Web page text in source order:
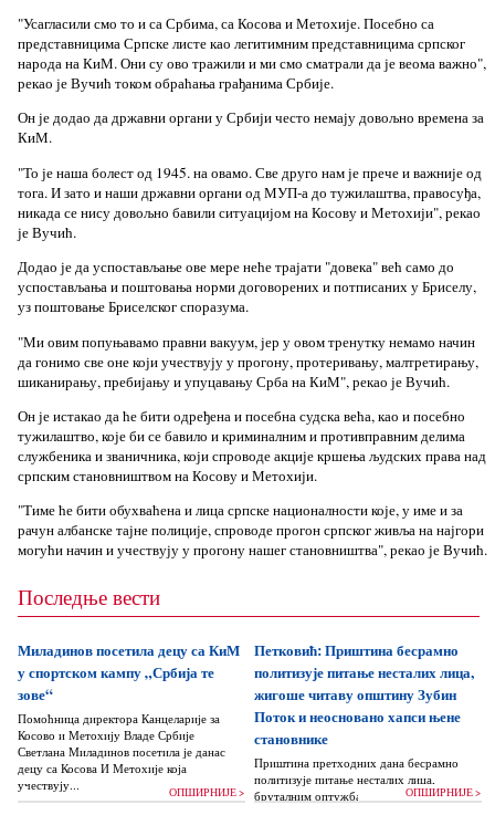
"Усагласили смо то и са Србима, са Косова и Метохије. Посебно са
представницима Српске листе као легитимним представницима српског
народа на КиМ. Они су ово тражили и ми смо сматрали да је веома важно",
рекао је Вучић током обраћања грађанима Србије.
Он је додао да државни органи у Србији често немају довољно времена за
КиМ.
"То је наша болест од 1945. на овамо. Све друго нам је прече и важније од
тога. И зато и наши државни органи од МУП-а до тужилаштва, правосуђа,
никада се нису довољно бавили ситуацијом на Косову и Метохији", рекао
је Вучић.
Додао је да успостављање ове мере неће трајати "довека" већ само до
успостављања и поштовања норми договорених и потписаних у Бриселу,
уз поштовање Бриселског споразума.
"Ми овим попуњавамо правни вакуум, јер у овом тренутку немамо начин
да гонимо све оне који учествују у прогону, протеривању, малтретирању,
шиканирању, пребијању и упуцавању Срба на КиМ", рекао је Вучић.
Он је истакао да ће бити одређена и посебна судска већа, као и посебно
тужилаштво, које би се бавило и криминалним и противправним делима
службеника и званичника, који спроводе акције кршења људских права над
српским становништвом на Косову и Метохији.
"Тиме ће бити обухваћена и лица српске националности које, у име и за
рачун албанске тајне полиције, спроводе прогон српског живља на најгори
могући начин и учествују у прогону нашег становништва", рекао је Вучић.
Последње вести
Миладинов посетила децу са КиМ
у спортском кампу „Србија те
зове“
Помоћница директора Канцеларије за
Косово и Метохију Владе Србије
Светлана Миладинов посетила је данас
децу са Косова И Метохије која
учествују...
ОПШИРНИЈЕ >
Петковић: Приштина бесрамно
политизује питање несталих лица,
жигоше читаву општину Зубин
Поток и неосновано хапси њене
становнике
Приштина претходних дана бесрамно
политизује питање несталих лица,
бруталним оптужбама на рачун Београда
ОПШИРНИЈЕ >